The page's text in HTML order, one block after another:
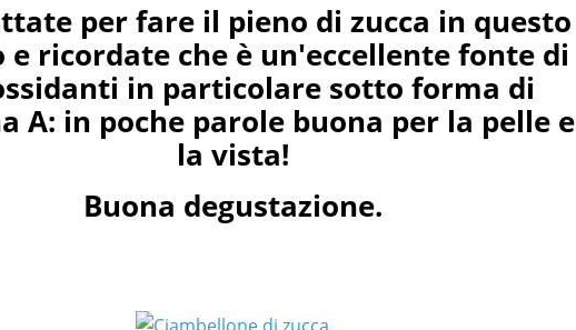
per fare il pieno di zucca in questo
e ricordate che è un'eccellente fonte di
in particolare sotto forma di
A: in poche parole buona per la pelle e
la vista!
Buona degustazione.